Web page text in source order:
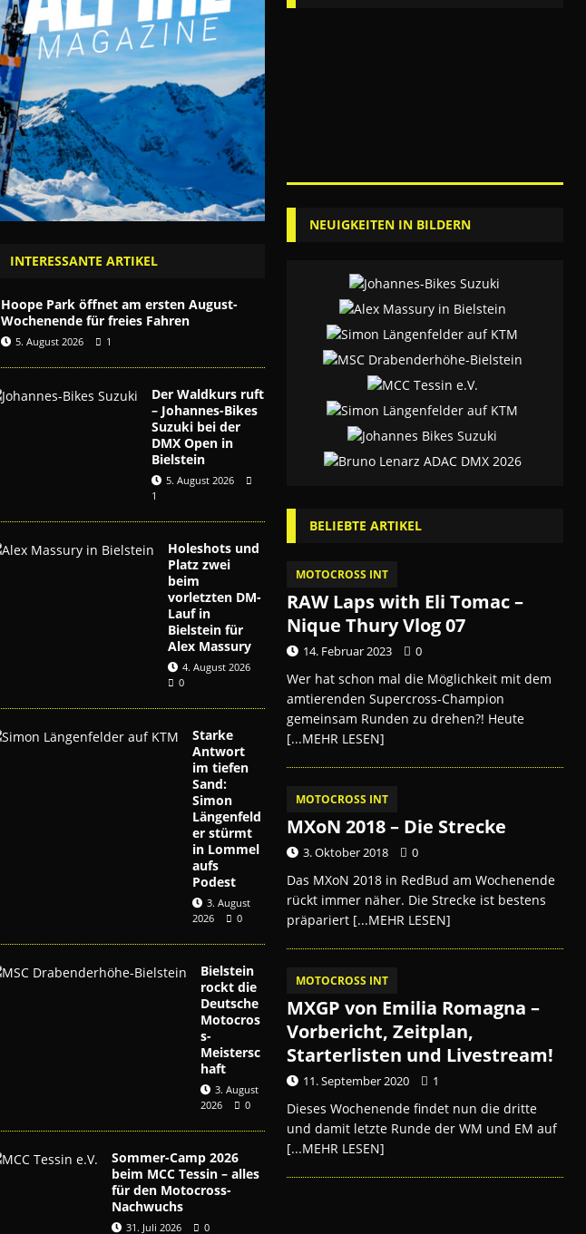
INTERESSANTE ARTIKEL
Hoope Park öffnet am ersten August-
Wochenende für freies Fahren
5. August 2026 1
Der Waldkurs ruft
– Johannes-Bikes
Suzuki bei der
DMX Open in
Bielstein
5. August 2026
1
Holeshots und
Platz zwei
beim
vorletzten DM-
Lauf in
Bielstein für
Alex Massury
4. August 2026
0
Starke
Antwort
im tiefen
Sand:
Simon
Längenfeld
er stürmt
in Lommel
aufs
Podest
3. August
2026
0
Bielstein
rockt die
Deutsche
Motocros
s-
Meistersc
haft
3. August
2026
0
Sommer-Camp 2026
beim MCC Tessin – alles
für den Motocross-
Nachwuchs
31. Juli 2026 0
NEUIGKEITEN IN BILDERN
BELIEBTE ARTIKEL
MOTOCROSS INT
RAW Laps with Eli Tomac –
Nique Thury Vlog 07
14. Februar 2023 0
Wer hat schon mal die Möglichkeit mit dem
amtierenden Supercross-Champion
gemeinsam Runden zu drehen?! Heute
[...MEHR LESEN]
MOTOCROSS INT
MXoN 2018 – Die Strecke
3. Oktober 2018 0
Das MXoN 2018 in RedBud am Wochenende
rückt immer näher. Die Strecke ist bestens
präpariert [...MEHR LESEN]
MOTOCROSS INT
MXGP von Emilia Romagna –
Vorbericht, Zeitplan,
Starterlisten und Livestream!
11. September 2020 1
Dieses Wochenende findet nun die dritte
und damit letzte Runde der WM und EM auf
[...MEHR LESEN]